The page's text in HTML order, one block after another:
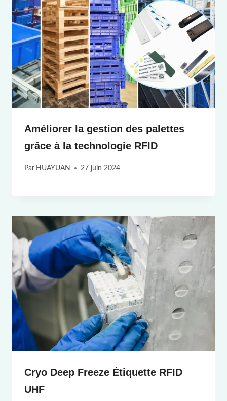
Améliorer la gestion des palettes
grâce à la technologie RFID
Par HUAYUAN 27 juin 2024
Cryo Deep Freeze Étiquette RFID
UHF